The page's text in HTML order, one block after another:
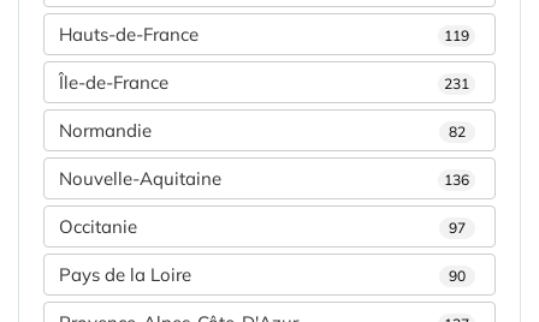
Hauts-de-France 119
Île-de-France 231
Normandie 82
Nouvelle-Aquitaine 136
Occitanie 97
Pays de la Loire 90